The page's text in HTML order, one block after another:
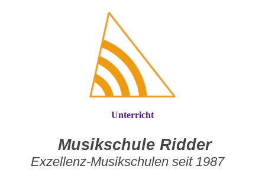
Musikschule Ridder
Exzellenz-Musikschulen seit 1987
Unterricht